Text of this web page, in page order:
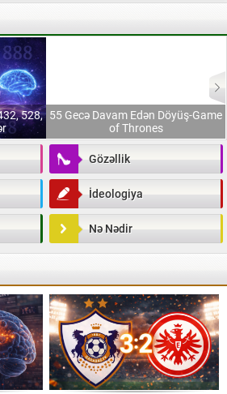
528, 55 Gecə Davam Edən Döyüş-Game
of Thrones
Gözəllik
İdeologiya
Nə Nədir